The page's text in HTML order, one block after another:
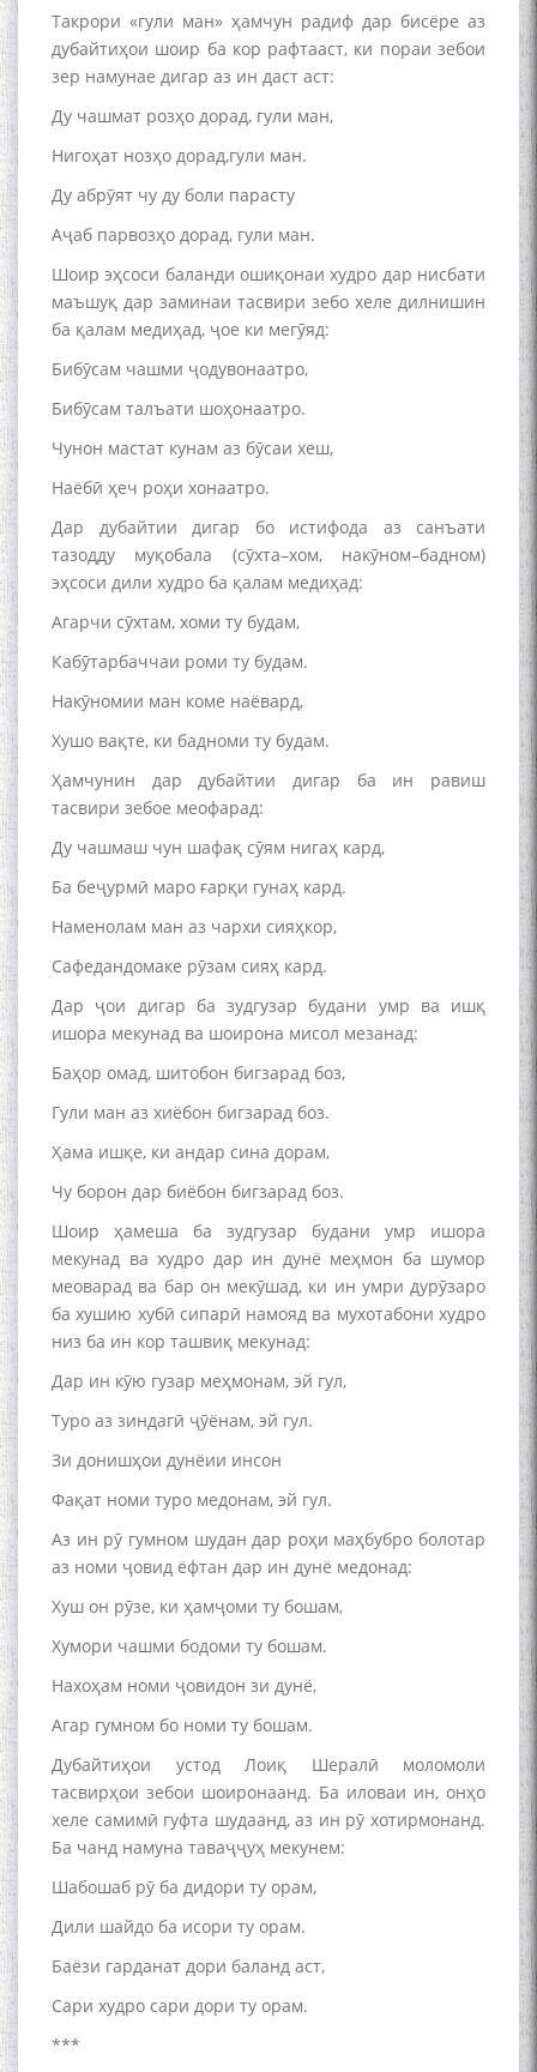
Такрори «гули ман» ҳамчун радиф дар бисёре аз
дубайтиҳои шоир ба кор рафтааст, ки пораи зебои
зер намунае дигар аз ин даст аст:
Ду чашмат розҳо дорад, гули ман,
Нигоҳат нозҳо дорад,гули ман.
Ду абрӯят чу ду боли парасту
Аҷаб парвозҳо дорад, гули ман.
Шоир эҳсоси баланди ошиқонаи худро дар нисбати
маъшуқ дар заминаи тасвири зебо хеле дилнишин
ба қалам медиҳад, ҷое ки мегӯяд:
Бибӯсам чашми ҷодувонаатро,
Бибӯсам талъати шоҳонаатро.
Чунон мастат кунам аз бӯсаи хеш,
Наёбӣ ҳеч роҳи хонаатро.
Дар дубайтии дигар бо истифода аз санъати
тазодду муқобала (сӯхта–хом, накӯном–бадном)
эҳсоси дили худро ба қалам медиҳад:
Агарчи сӯхтам, хоми ту будам,
Кабӯтарбаччаи роми ту будам.
Накӯномии ман коме наёвард,
Хушо вақте, ки бадноми ту будам.
Ҳамчунин дар дубайтии дигар ба ин равиш
тасвири зебое меофарад:
Ду чашмаш чун шафақ сӯям нигаҳ кард,
Ба беҷурмӣ маро ғарқи гунаҳ кард.
Наменолам ман аз чархи сияҳкор,
Сафедандомаке рӯзам сияҳ кард.
Дар ҷои дигар ба зудгузар будани умр ва ишқ
ишора мекунад ва шоирона мисол мезанад:
Баҳор омад, шитобон бигзарад боз,
Гули ман аз хиёбон бигзарад боз.
Ҳама ишқе, ки андар сина дорам,
Чу борон дар биёбон бигзарад боз.
Шоир ҳамеша ба зудгузар будани умр ишора
мекунад ва худро дар ин дунё меҳмон ба шумор
меоварад ва бар он мекӯшад, ки ин умри дурӯзаро
ба хушию хубӣ сипарӣ намояд ва мухотабони худро
низ ба ин кор ташвиқ мекунад:
Дар ин кӯю гузар меҳмонам, эй гул,
Туро аз зиндагӣ ҷӯёнам, эй гул.
Зи донишҳои дунёии инсон
Фақат номи туро медонам, эй гул.
Аз ин рӯ гумном шудан дар роҳи маҳбубро болотар
аз номи ҷовид ёфтан дар ин дунё медонад:
Хуш он рӯзе, ки ҳамҷоми ту бошам,
Хумори чашми бодоми ту бошам.
Нахоҳам номи ҷовидон зи дунё,
Агар гумном бо номи ту бошам.
Дубайтиҳои устод Лоиқ Шералӣ моломоли
тасвирҳои зебои шоиронаанд. Ба иловаи ин, онҳо
хеле самимӣ гуфта шудаанд, аз ин рӯ хотирмонанд.
Ба чанд намуна таваҷҷуҳ мекунем:
Шабошаб рӯ ба дидори ту орам,
Дили шайдо ба исори ту орам.
Баёзи гарданат дори баланд аст,
Сари худро сари дори ту орам.
***